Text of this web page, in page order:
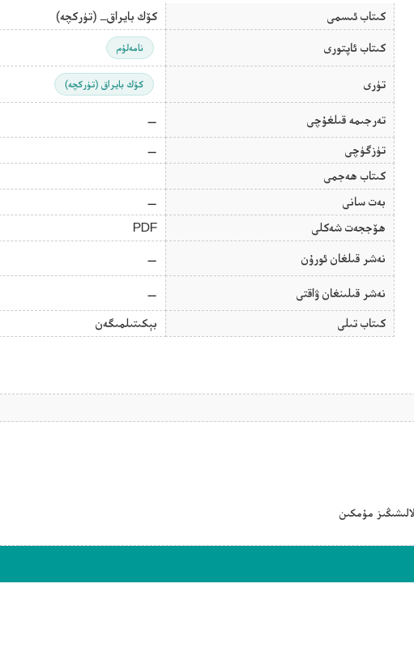
كىتاب ئىسمى كۆك بايراق_ (تۈركچە)
كىتاب ئاپتورى نامەلۇم
تۈرى كۆك بايراق (تۈركچە)
تەرجىمە قىلغۇچى —
تۈزگۈچى
—
كىتاب ھەجمى
بەت سانى
—
ھۆججەت شەكلى
PDF
نەشر قىلغان ئورۇن —
نەشر قىلىنغان ۋاقتى —
كىتاب تىلى بېكىتىلمىگەن
مۇمكىن